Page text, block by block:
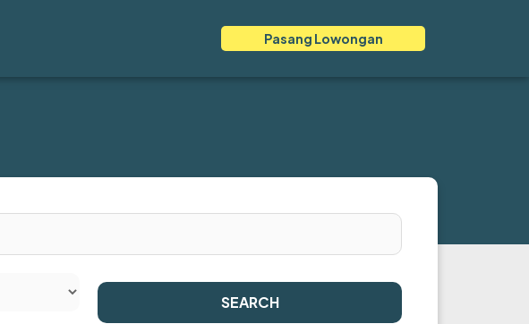
Pasang Lowongan
SEARCH